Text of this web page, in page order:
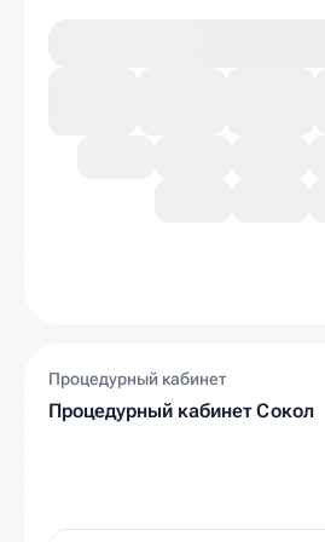
Процедурный кабинет
Процедурный кабинет Сокол